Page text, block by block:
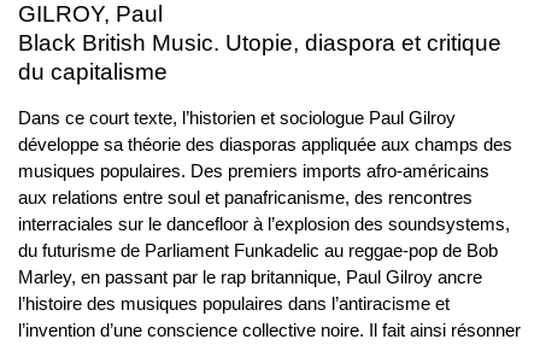
GILROY, Paul
Black British Music. Utopie, diaspora et critique
du capitalisme
Dans ce court texte, l’historien et sociologue Paul Gilroy
développe sa théorie des diasporas appliquée aux champs des
musiques populaires. Des premiers imports afro-américains
aux relations entre soul et panafricanisme, des rencontres
interraciales sur le dancefloor à l’explosion des soundsystems,
du futurisme de Parliament Funkadelic au reggae-pop de Bob
Marley, en passant par le rap britannique, Paul Gilroy ancre
l’histoire des musiques populaires dans l’antiracisme et
l’invention d’une conscience collective noire. Il fait ainsi résonner